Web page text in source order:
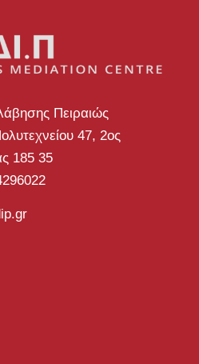
Πειραιώς
47, 2ος
185 35